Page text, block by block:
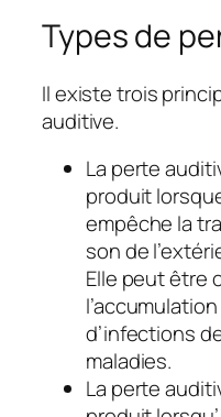
Types de
Il existe trois
auditive.
La perte
produit
empêche la
son de
Elle peut être
d’infections
maladies.
La perte